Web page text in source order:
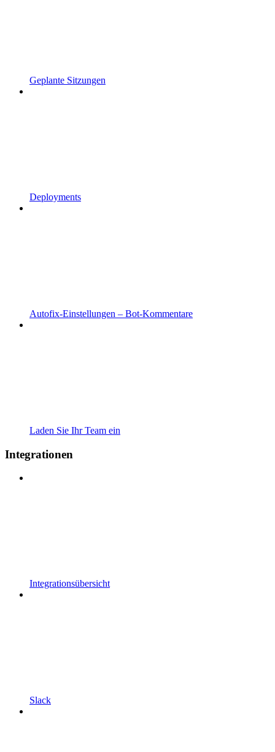
Geplante Sitzungen
Deployments
Autofix-Einstellungen – Bot-Kommentare
Laden Sie Ihr Team ein
Integrationen
Integrationsübersicht
Slack